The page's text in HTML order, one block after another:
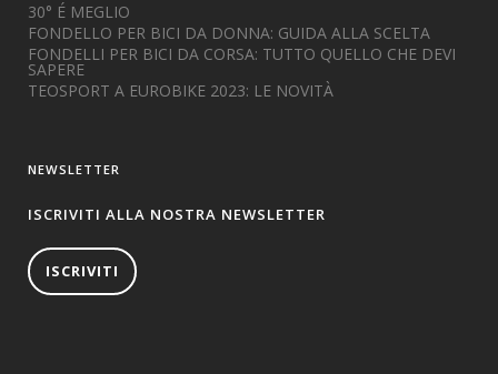
30° É MEGLIO
FONDELLO PER BICI DA DONNA: GUIDA ALLA SCELTA
FONDELLI PER BICI DA CORSA: TUTTO QUELLO CHE DEVI
SAPERE
TEOSPORT A EUROBIKE 2023: LE NOVITÀ
NEWSLETTER
ISCRIVITI ALLA NOSTRA NEWSLETTER
ISCRIVITI